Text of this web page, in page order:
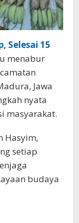
Selesai 15
menabur
Jawa
nyata
masyarakat.
Hasyim,
setiap
budaya